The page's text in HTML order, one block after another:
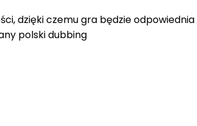
dzięki czemu gra będzie
polski dubbing